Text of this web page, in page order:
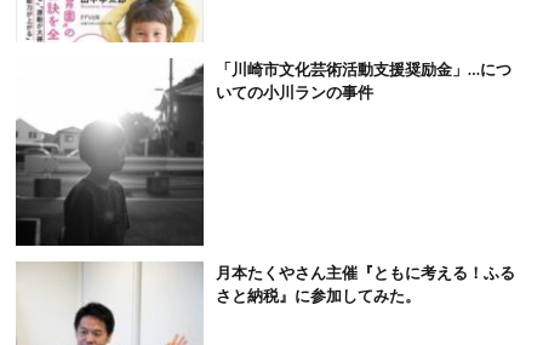
「川崎市文化芸術活動支援奨励金」…につ
いての小川ランの事件
月本たくやさん主催『ともに考える！ふる
さと納税』に参加してみた。